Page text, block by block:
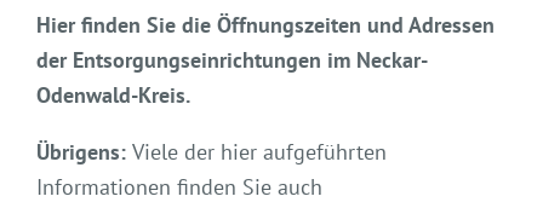
Hier finden Sie die Öffnungszeiten und Adressen
der Entsorgungseinrichtungen im Neckar-
Odenwald-Kreis.
Übrigens: Viele der hier aufgeführten
Informationen finden Sie auch